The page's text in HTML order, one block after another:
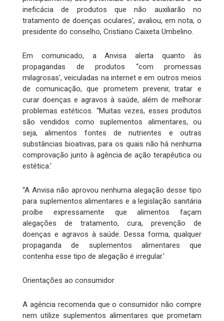
ineficácia de produtos que não auxiliarão no
tratamento de doenças oculares', avaliou, em nota, o
presidente do conselho, Cristiano Caixeta Umbelino.
Em comunicado, a Anvisa alerta quanto às
propagandas de produtos “com promessas
milagrosas', veiculadas na internet e em outros meios
de comunicação, que prometem prevenir, tratar e
curar doenças e agravos à saúde, além de melhorar
problemas estéticos. “Muitas vezes, esses produtos
são vendidos como suplementos alimentares, ou
seja, alimentos fontes de nutrientes e outras
substâncias bioativas, para os quais não há nenhuma
comprovação junto à agência de ação terapêutica ou
estética.'
“A Anvisa não aprovou nenhuma alegação desse tipo
para suplementos alimentares e a legislação sanitária
proíbe expressamente que alimentos façam
alegações de tratamento, cura, prevenção de
doenças e agravos à saúde. Dessa forma, qualquer
propaganda de suplementos alimentares que
contenha esse tipo de alegação é irregular.'
Orientações ao consumidor
A agência recomenda que o consumidor não compre
nem utilize suplementos alimentares que prometam